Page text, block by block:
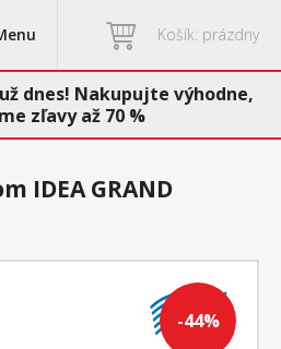
Košík: prázdny
dnes! Nakupujte výhodne,
zľavy až 70 %
-44%
IDEA GRAND